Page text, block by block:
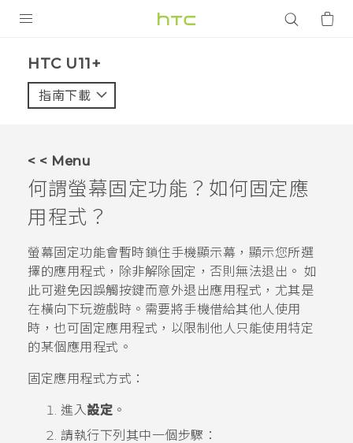
VIVE
VIVERSE
應用程式
支援服務
登入
HTC U11+‎
指南下載
< < Menu
何謂螢幕固定功能？如何固定應
用程式？
螢幕固定功能會暫時鎖住手機顯示幕，顯示您所選
擇的應用程式，除非解除固定，否則無法退出。 如
此可避免因誤觸按鍵而意外退出應用程式，尤其是
在橫向下玩遊戲時。需要將手機借給其他人使用
時，也可固定應用程式，以限制他人只能使用特定
的某個應用程式。
固定應用程式方式：
進入設定 。
請執行下列其中一個步驟：